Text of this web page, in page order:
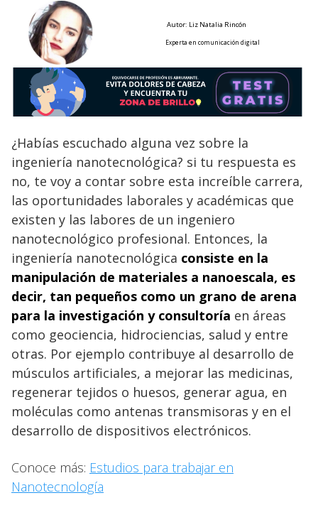
Autor: Liz Natalia Rincón
Experta en comunicación digital
¿Habías escuchado alguna vez sobre la
ingeniería nanotecnológica? si tu respuesta es
no, te voy a contar sobre esta increíble carrera,
las oportunidades laborales y académicas que
existen y las labores de un ingeniero
nanotecnológico profesional. Entonces, la
ingeniería nanotecnológica consiste en la
manipulación de materiales a nanoescala, es
decir, tan pequeños como un grano de arena
para la investigación y consultoría en áreas
como geociencia, hidrociencias, salud y entre
otras. Por ejemplo contribuye al desarrollo de
músculos artificiales, a mejorar las medicinas,
regenerar tejidos o huesos, generar agua, en
moléculas como antenas transmisoras y en el
desarrollo de dispositivos electrónicos.
Conoce más: Estudios para trabajar en
Nanotecnología